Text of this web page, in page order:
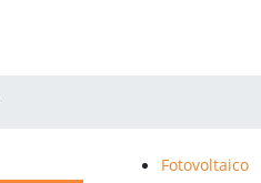
Fotovoltaico